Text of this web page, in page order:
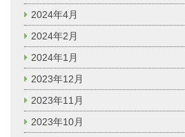
2024年4月
2024年2月
2024年1月
2023年12月
2023年11月
2023年10月